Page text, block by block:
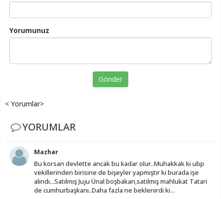
Yorumunuz
Gönder
< Yorumlar>
YORUMLAR
Mazhar
Bu korsan devlette ancak bu kadar olur..Muhakkak ki ubp
vekillerinden birisine de bişeyler yapmıştır ki burada işe
alındı...Satılmış Juju Ünal boşbakan,satılmış mahlukat Tatari
de cumhurbaşkanı..Daha fazla ne beklenirdi ki...